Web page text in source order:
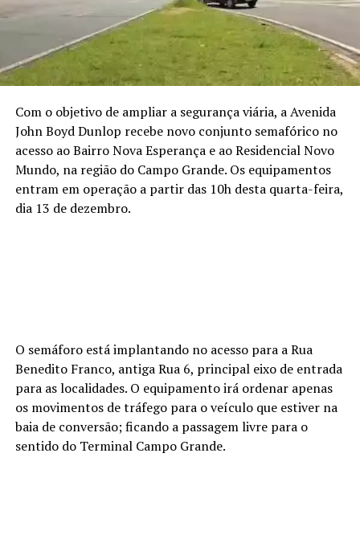
Com o objetivo de ampliar a segurança viária, a Avenida
John Boyd Dunlop recebe novo conjunto semafórico no
acesso ao Bairro Nova Esperança e ao Residencial Novo
Mundo, na região do Campo Grande. Os equipamentos
entram em operação a partir das 10h desta quarta-feira,
dia 13 de dezembro.
O semáforo está implantando no acesso para a Rua
Benedito Franco, antiga Rua 6, principal eixo de entrada
para as localidades. O equipamento irá ordenar apenas
os movimentos de tráfego para o veículo que estiver na
baia de conversão; ficando a passagem livre para o
sentido do Terminal Campo Grande.